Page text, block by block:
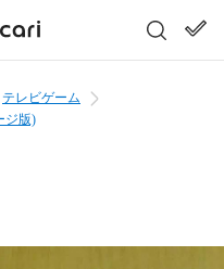
テレビゲーム
ジ版)